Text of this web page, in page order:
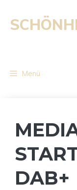
Inhalt
springen
Menü
DAB+